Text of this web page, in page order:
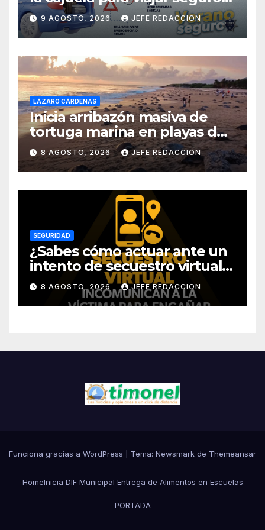
por carretera
9 AGOSTO, 2026 JEFE REDACCION
LÁZARO CÁRDENAS
Inicia arribazón masiva de
tortuga marina en playas de
Michoacán
8 AGOSTO, 2026 JEFE REDACCION
SEGURIDAD
¿Sabes cómo actuar ante un
intento de secuestro virtual?
La SSP te guía para evitarlo
8 AGOSTO, 2026 JEFE REDACCION
Funciona gracias a WordPress Tema: Newsmark de Themeansar
HomeInicia DIF Municipal Entrega de Alimentos en Escuelas
PORTADA